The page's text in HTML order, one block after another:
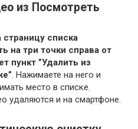
из Посмотреть
страницу списка
на три точки справа от
пункт ”Удалить из
. Нажимаете на него и
место в списке.
удаляются и на смартфоне.